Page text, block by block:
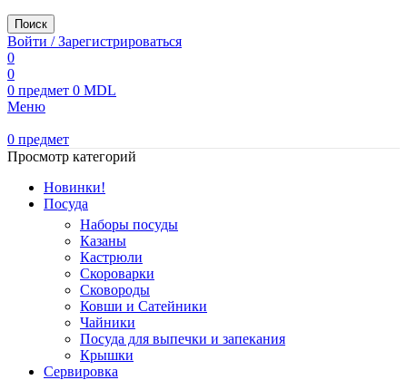
Поиск
Войти / Зарегистрироваться
0
0
0 предмет 0 MDL
Меню
0 предмет
Просмотр категорий
Новинки!
Посуда
Наборы посуды
Казаны
Кастрюли
Скороварки
Сковороды
Ковши и Сатейники
Чайники
Посуда для выпечки и запекания
Крышки
Сервировка